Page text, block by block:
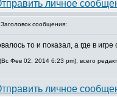
сообщения:
то и показал, а где в
Фев 02, 2014 6:23 pm), всего